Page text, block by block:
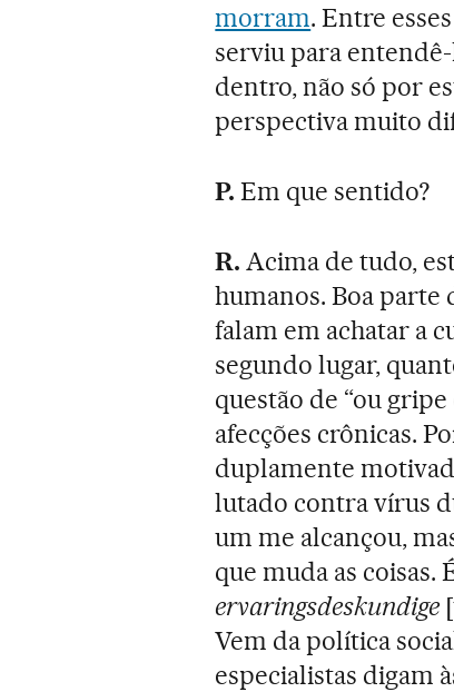
morram. Entre
serviu para
dentro, não só por
perspectiva muito
P.Em que sentido?
R. Acima de tudo,
humanos. Boa parte
falam em achatar a
segundo lugar,
questão de “ou
afecções crônicas.
duplamente
lutado contra vírus
um me alcançou,
que muda as coisas.
ervaringsdeskundige
Vem da política
especialistas digam